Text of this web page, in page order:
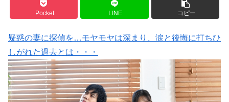
Pocket LINE コピー
疑惑の妻に探偵を…モヤモヤは深まり、涙と後悔に打ちひ
しがれた過去とは・・・